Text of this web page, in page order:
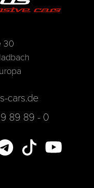
30
cars.de
89 89 - 0